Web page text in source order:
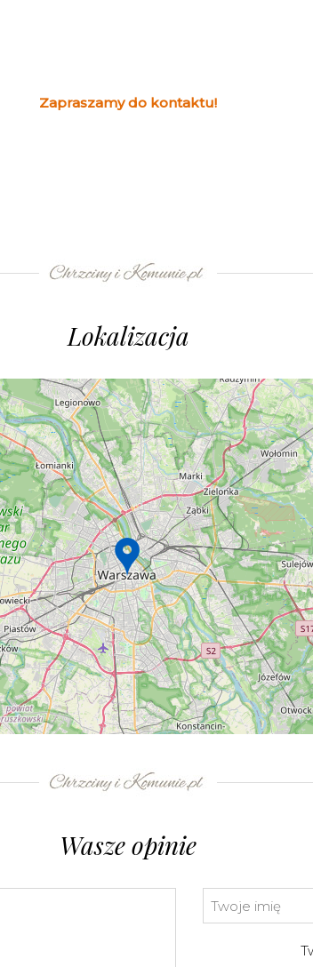
Zapraszamy do kontaktu!
Lokalizacja
Wasze opinie